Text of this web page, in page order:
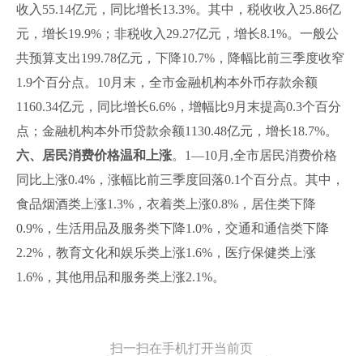
收入55.14亿元，同比增长13.3%。其中，税收收入25.86亿
元，增长19.9%；非税收入29.27亿元，增长8.1%。一般公
共预算支出199.78亿元，下降10.7%，降幅比前三季度收窄
1.9个百分点。10月末，全市金融机构本外币存款余额
1160.34亿元，同比增长6.6%，增幅比9月末提高0.3个百分
点；金融机构本外币贷款余额1130.48亿元，增长18.7%。
六、居民消费价格温和上涨。1—10月,全市居民消费价格
同比上涨0.4%，涨幅比前三季度回落0.1个百分点。其中，
食品烟酒类上涨1.3%，衣着类上涨0.8%，居住类下降
0.9%，生活用品及服务类下降1.0%，交通和通信类下降
2.2%，教育文化和娱乐类上涨1.6%，医疗保健类上涨
1.6%，其他用品和服务类上涨2.1%。
扫一扫在手机打开当前页